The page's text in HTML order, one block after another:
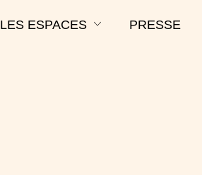
LES ESPACES PRESSE